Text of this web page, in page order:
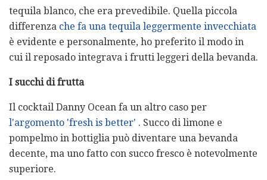
tequila blanco, che era prevedibile. Quella piccola
differenza che fa una tequila leggermente invecchiata
è evidente e personalmente, ho preferito il modo in
cui il reposado integrava i frutti leggeri della bevanda.
I succhi di frutta
Il cocktail Danny Ocean fa un altro caso per
l'argomento 'fresh is better' . Succo di limone e
pompelmo in bottiglia può diventare una bevanda
decente, ma uno fatto con succo fresco è notevolmente
superiore.